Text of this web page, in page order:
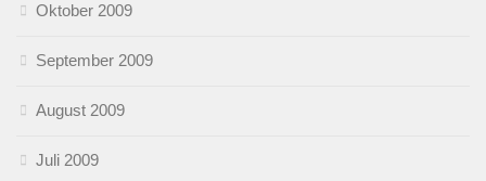
Oktober 2009
September 2009
August 2009
Juli 2009